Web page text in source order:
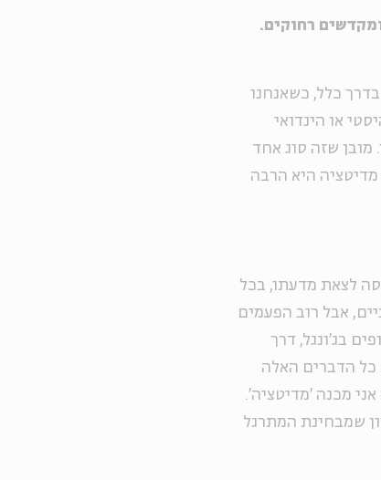
רחוקים.
כלל, כשאנחנו
או הינדואי
מובן שזה סוג אחד
היא הרבה
לצאת מדעתו, בכל
אבל רוב הפעמים
בג'ונגל, דרך
כל הדברים האלה
מכנה 'מדיטציה'.
שמבחינת המתרגל